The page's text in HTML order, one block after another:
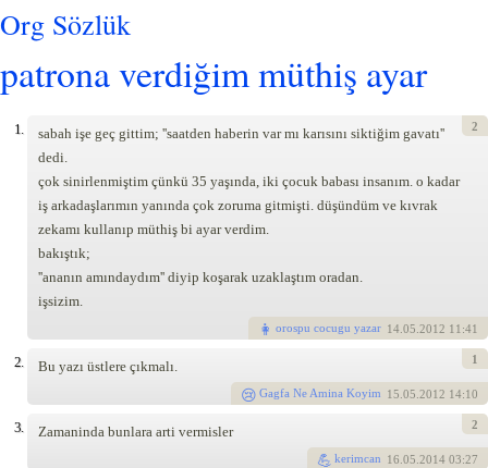
Org Sözlük
patrona verdiğim müthiş ayar
1.
sabah işe geç gittim; ''saatden haberin var mı karısını siktiğim gavatı''
dedi.
çok sinirlenmiştim çünkü 35 yaşında, iki çocuk babası insanım. o kadar
iş arkadaşlarımın yanında çok zoruma gitmişti. düşündüm ve kıvrak
zekamı kullanıp müthiş bi ayar verdim.
bakıştık;
''ananın amındaydım'' diyip koşarak uzaklaştım oradan.
işsizim.
orospu cocugu yazar 14.05.2012 11:41
2
2. Bu yazı üstlere çıkmalı.
Gagfa Ne Amina Koyim 15.05.2012 14:10
1
3. Zamaninda bunlara arti vermisler
kerimcan 16.05.2014 03:27
2